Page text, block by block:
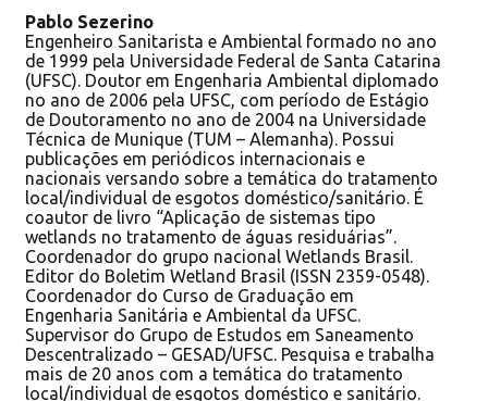
Pablo Sezerino
Engenheiro Sanitarista e Ambiental formado no ano
de 1999 pela Universidade Federal de Santa Catarina
(UFSC). Doutor em Engenharia Ambiental diplomado
no ano de 2006 pela UFSC, com período de Estágio
de Doutoramento no ano de 2004 na Universidade
Técnica de Munique (TUM – Alemanha). Possui
publicações em periódicos internacionais e
nacionais versando sobre a temática do tratamento
local/individual de esgotos doméstico/sanitário. É
coautor de livro “Aplicação de sistemas tipo
wetlands no tratamento de águas residuárias”.
Coordenador do grupo nacional Wetlands Brasil.
Editor do Boletim Wetland Brasil (ISSN 2359-0548).
Coordenador do Curso de Graduação em
Engenharia Sanitária e Ambiental da UFSC.
Supervisor do Grupo de Estudos em Saneamento
Descentralizado – GESAD/UFSC. Pesquisa e trabalha
mais de 20 anos com a temática do tratamento
local/individual de esgotos doméstico e sanitário.